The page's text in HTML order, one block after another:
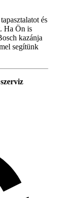
és
Ha Ön is
kazánja
segítünk